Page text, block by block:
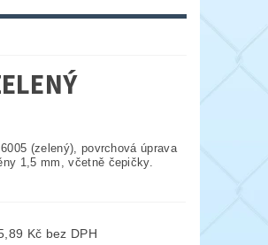
(zelený), povrchová úprava
1,5 mm, včetně čepičky.
od 155,89 Kč bez DPH